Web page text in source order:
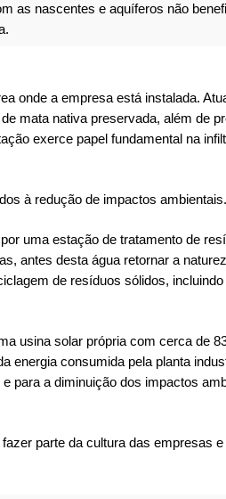
as nascentes e aquíferos não
onde a empresa está instalada.
mata nativa preservada, além de
exerce papel fundamental na
à redução de impactos ambientais.
uma estação de tratamento de
antes desta água retornar a
de resíduos sólidos,
usina solar própria com cerca de
energia consumida pela planta
para a diminuição dos impactos
parte da cultura das empresas